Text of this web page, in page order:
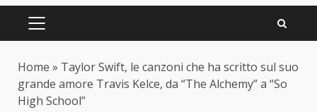
PRIMARY
Home » Taylor Swift, le canzoni che ha scritto sul suo
grande amore Travis Kelce, da “The Alchemy” a “So
High School”